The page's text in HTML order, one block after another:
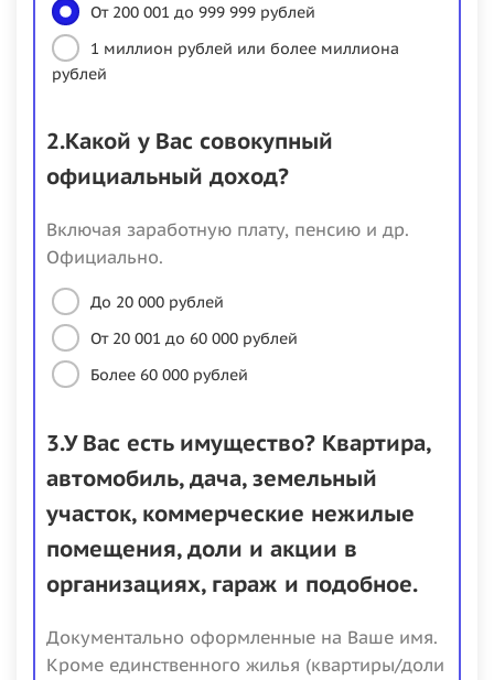
От 200 001 до 999 999 рублей
1 миллион рублей или более миллиона
рублей
2.Какой у Вас совокупный
официальный доход?
Включая заработную плату, пенсию и др.
Официально.
До 20 000 рублей
От 20 001 до 60 000 рублей
Более 60 000 рублей
3.У Вас есть имущество? Квартира,
автомобиль, дача, земельный
участок, коммерческие нежилые
помещения, доли и акции в
организациях, гараж и подобное.
Документально оформленные на Ваше имя.
Кроме единственного жилья (квартиры/доли